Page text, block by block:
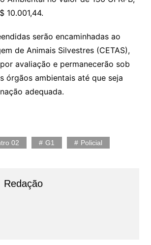
10.001,44.
serão encaminhadas ao
de Animais Silvestres (CETAS),
avaliação e permanecerão sob
órgãos ambientais até que seja
adequada.
02 G1 Policial
Redação